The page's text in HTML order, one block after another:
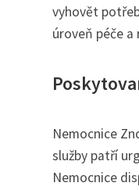
vyhovět
úroveň péče
Nemocnice
služby patří
Nemocnice